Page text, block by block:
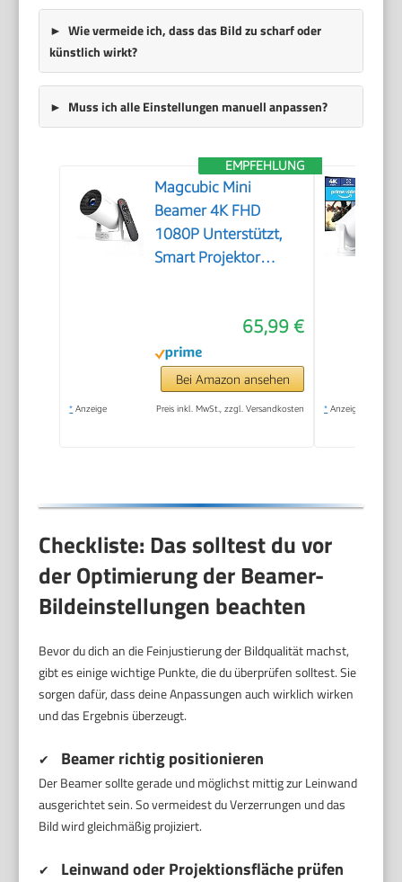
Wie vermeide ich, dass das Bild zu scharf oder
künstlich wirkt?
Muss ich alle Einstellungen manuell anpassen?
EMPFEHLUNG
Magcubic Mini
Beamer 4K FHD
1080P Unterstützt,
Smart Projektor
65,99 €
Bei Amazon ansehen
* Anzeige Preis inkl. MwSt., zzgl. Versandkosten * Anzeige
Checkliste: Das solltest du vor
der Optimierung der Beamer-
Bildeinstellungen beachten
Bevor du dich an die Feinjustierung der Bildqualität machst,
gibt es einige wichtige Punkte, die du überprüfen solltest. Sie
sorgen dafür, dass deine Anpassungen auch wirklich wirken
und das Ergebnis überzeugt.
✔ Beamer richtig positionieren
Der Beamer sollte gerade und möglichst mittig zur Leinwand
ausgerichtet sein. So vermeidest du Verzerrungen und das
Bild wird gleichmäßig projiziert.
✔ Leinwand oder Projektionsfläche prüfen